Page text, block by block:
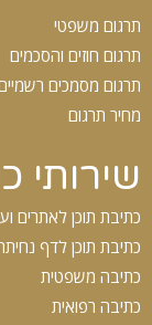
תרגום משפטי
תרגום חוזים והסכמים
תרגום מסמכים
מחיר תרגום
שירותי
כתיבת תוכן לאתרים
כתיבת תוכן לדף
כתיבה משפטית
כתיבה רפואית